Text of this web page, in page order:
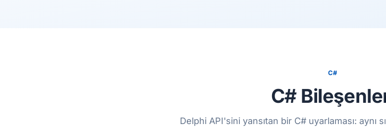
C#
C#
Delphi API'sini yansıtan bir C# uyarlaması: aynı